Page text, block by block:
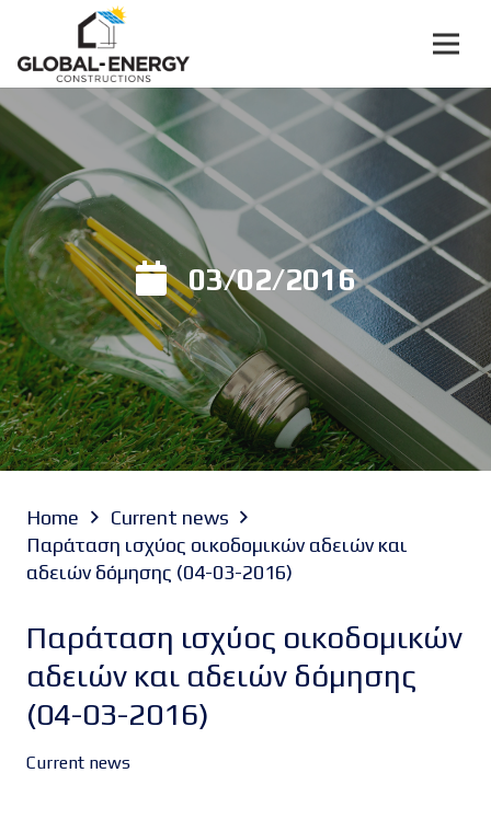
03/02/2016
Home
Current news
Παράταση ισχύος οικοδοµικών αδειών και
αδειών δόµησης (04-03-2016)
Παράταση ισχύος οικοδοµικών
αδειών και αδειών δόµησης
(04-03-2016)
Current news